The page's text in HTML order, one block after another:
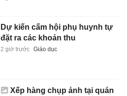
Dự kiến cấm hội phụ huynh tự
đặt ra các khoản thu
2 giờ trước Giáo dục
Xếp hàng chụp ảnh tại quán